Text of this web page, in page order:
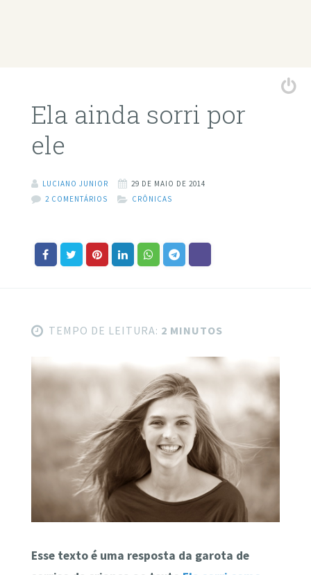
Ela ainda sorri por
ele
LUCIANO JUNIOR
29 DE MAIO DE 2014
2 COMENTÁRIOS
CRÔNICAS
TEMPO DE LEITURA: 2 MINUTOS
Esse texto é uma resposta da garota de